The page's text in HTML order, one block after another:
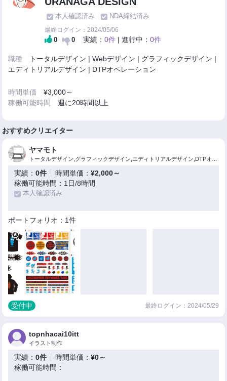
本人確認済み
NDA締結済み
最終ログイン：2024/05/06
0 0 実績：0件 | 進行中：0件
職種
トータルデザイン | Webデザイン | グラフィックデザイン |
エディトリアルデザイン | DTPオペレーション
時間単価¥3,000～
稼働可能時間週に20時間以上
おすすめクリエイター
ヤマモト
実績：0件 時間単価：¥2,000～
稼働可能時間：1日/8時間
本人確認済み
ポートフォリオ：1件
受付中 最終ログイン：2024/05/29
topnhacai10itt
イラスト制作
実績：0件 時間単価：¥0～
稼働可能時間：